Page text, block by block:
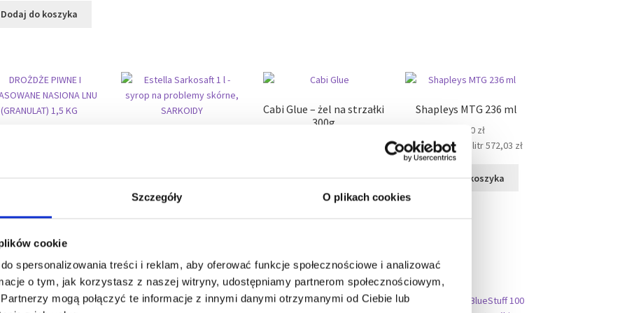
Szczegóły O plikach cookies
cookie
spersonalizowania treści i reklam, aby oferować funkcje społecznościowe i analizować
o tym, jak korzystasz z naszej witryny, udostępniamy partnerom społecznościowym,
mogą połączyć te informacje z innymi danymi otrzymanymi od Ciebie lub
Dodaj do koszyka
Dodaj do koszyka
Cabi Glue – żel na strzałki
300g
Dodaj do koszyka
Shapleys MTG 236 ml
135,00 zł
Cena za kg lub litr572,03 zł
Dodaj do koszyka